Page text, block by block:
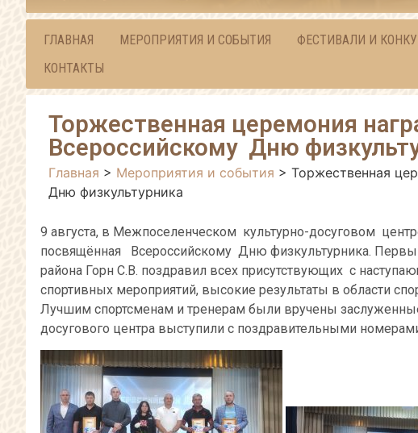
ГЛАВНАЯ МЕРОПРИЯТИЯ И СОБЫТИЯ ФЕСТИВАЛИ И
КОНТАКТЫ
Торжественная церемония
Всероссийскому Дню
Главная > Мероприятия и события > Торжественная
Дню физкультурника
9 августа, в Межпоселенческом культурно-досуговом
посвящённая Всероссийскому Дню физкультурника.
района Горн С.В. поздравил всех присутствующих с
спортивных мероприятий, высокие результаты в области
Лучшим спортсменам и тренерам были вручены
досугового центра выступили с поздравительными